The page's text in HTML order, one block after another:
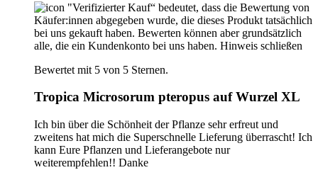
"Verifizierter Kauf“ bedeutet, dass die Bewertung von
Käufer:innen abgegeben wurde, die dieses Produkt tatsächlich
bei uns gekauft haben. Bewerten können aber grundsätzlich
alle, die ein Kundenkonto bei uns haben. Hinweis schließen
Bewertet mit 5 von 5 Sternen.
Tropica Microsorum pteropus auf Wurzel XL
Ich bin über die Schönheit der Pflanze sehr erfreut und
zweitens hat mich die Superschnelle Lieferung überrascht! Ich
kann Eure Pflanzen und Lieferangebote nur
weiterempfehlen!! Danke